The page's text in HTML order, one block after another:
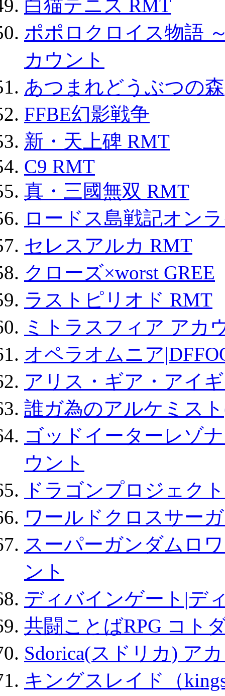
白猫テニス RMT
ポポロクロイス物語
カウント
あつまれどうぶつの森
FFBE幻影戦争
新・天上碑 RMT
C9 RMT
真・三國無双 RMT
ロードス島戦記オン
セレスアルカ RMT
クローズ×worst GREE
ラストピリオド RMT
ミトラスフィア アカ
オペラオムニア
アリス・ギア・アイ
誰ガ為のアルケミス
ゴッドイーターレゾ
ウント
ドラゴンプロジェク
ワールドクロスサー
スーパーガンダムロ
ント
ディバインゲート|デ
共闘ことばRPG コト
Sdorica(スドリカ) ア
キングスレイド（